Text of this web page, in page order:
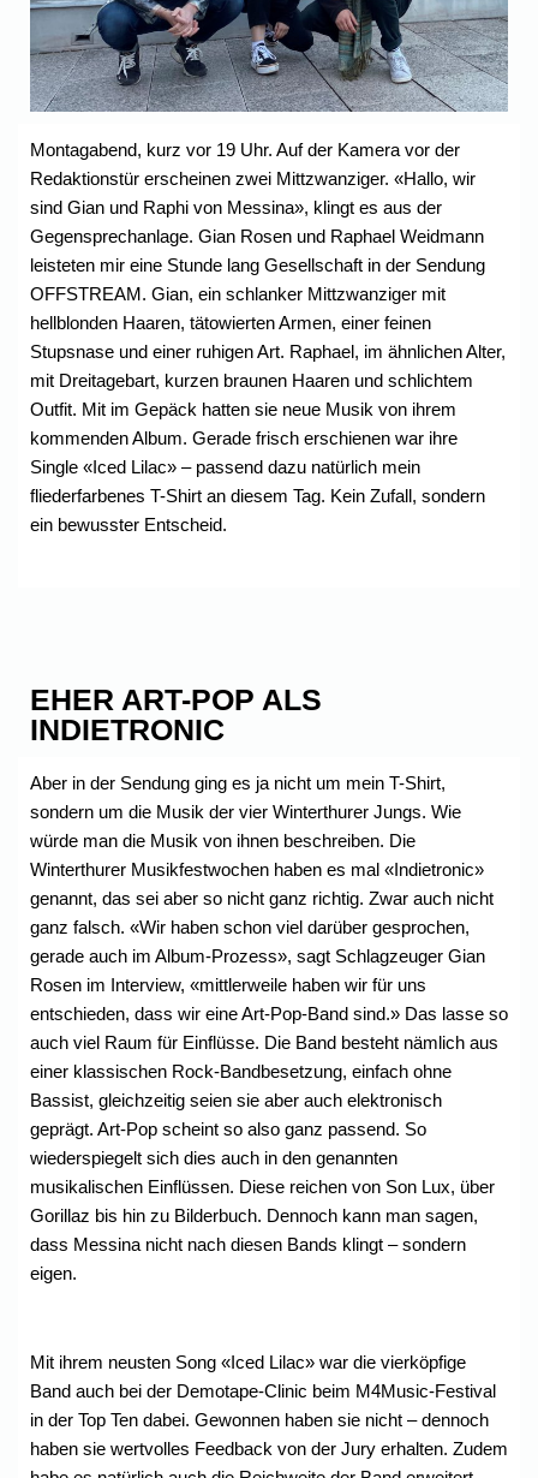
Montagabend, kurz vor 19 Uhr. Auf der Kamera vor der
Redaktionstür erscheinen zwei Mittzwanziger. «Hallo, wir
sind Gian und Raphi von Messina», klingt es aus der
Gegensprechanlage. Gian Rosen und Raphael Weidmann
leisteten mir eine Stunde lang Gesellschaft in der Sendung
OFFSTREAM. Gian, ein schlanker Mittzwanziger mit
hellblonden Haaren, tätowierten Armen, einer feinen
Stupsnase und einer ruhigen Art. Raphael, im ähnlichen Alter,
mit Dreitagebart, kurzen braunen Haaren und schlichtem
Outfit. Mit im Gepäck hatten sie neue Musik von ihrem
kommenden Album. Gerade frisch erschienen war ihre
Single «Iced Lilac» – passend dazu natürlich mein
fliederfarbenes T-Shirt an diesem Tag. Kein Zufall, sondern
ein bewusster Entscheid.
EHER ART-POP ALS
INDIETRONIC
Aber in der Sendung ging es ja nicht um mein T-Shirt,
sondern um die Musik der vier Winterthurer Jungs. Wie
würde man die Musik von ihnen beschreiben. Die
Winterthurer Musikfestwochen haben es mal «Indietronic»
genannt, das sei aber so nicht ganz richtig. Zwar auch nicht
ganz falsch. «Wir haben schon viel darüber gesprochen,
gerade auch im Album-Prozess», sagt Schlagzeuger Gian
Rosen im Interview, «mittlerweile haben wir für uns
entschieden, dass wir eine Art-Pop-Band sind.» Das lasse so
auch viel Raum für Einflüsse. Die Band besteht nämlich aus
einer klassischen Rock-Bandbesetzung, einfach ohne
Bassist, gleichzeitig seien sie aber auch elektronisch
geprägt. Art-Pop scheint so also ganz passend. So
wiederspiegelt sich dies auch in den genannten
musikalischen Einflüssen. Diese reichen von Son Lux, über
Gorillaz bis hin zu Bilderbuch. Dennoch kann man sagen,
dass Messina nicht nach diesen Bands klingt – sondern
eigen.
Mit ihrem neusten Song «Iced Lilac» war die vierköpfige
Band auch bei der Demotape-Clinic beim M4Music-Festival
in der Top Ten dabei. Gewonnen haben sie nicht – dennoch
haben sie wertvolles Feedback von der Jury erhalten. Zudem